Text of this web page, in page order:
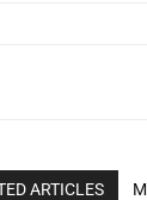
ARTICLES